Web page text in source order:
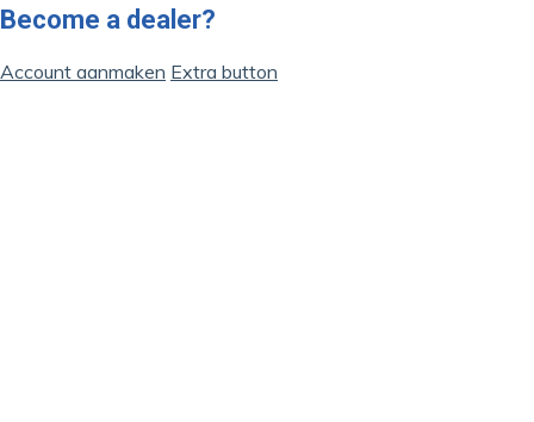
Become a dealer?
Account aanmaken Extra button